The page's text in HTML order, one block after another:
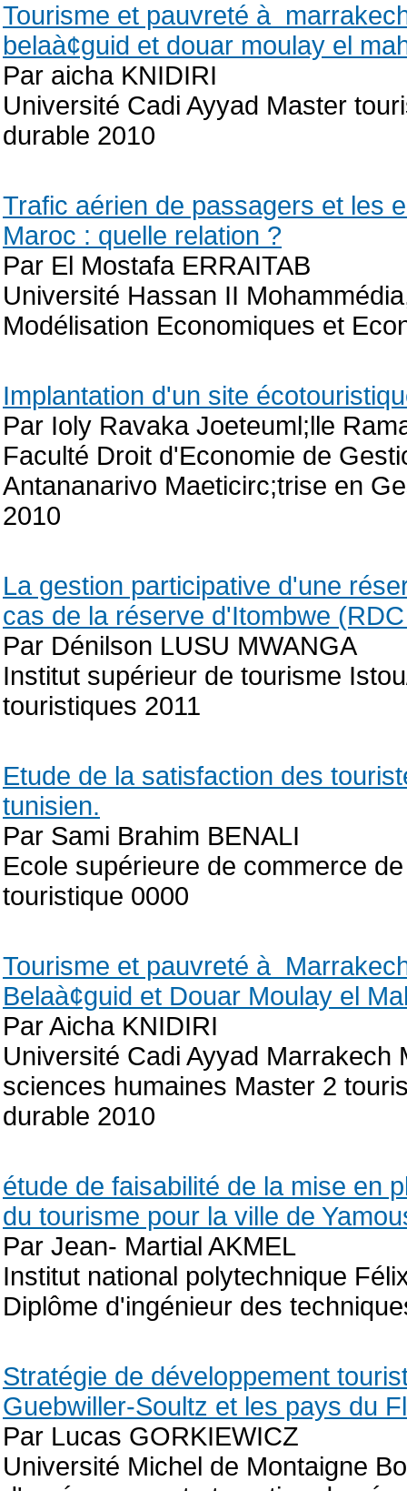
Tourisme et pauvreté à
belaà¢guid et douar moulay el
Par aicha KNIDIRI
Université Cadi Ayyad Master
durable 2010
Trafic aérien de passagers et les
Maroc : quelle relation ?
Par El Mostafa ERRAITAB
Université Hassan II
Modélisation Economiques et
Implantation d'un site
Par Ioly Ravaka Joeteuml;lle
Faculté Droit d'Economie de
Antananarivo Maeticirc;trise en
2010
La gestion participative d'une
cas de la réserve d'Itombwe
Par Dénilson LUSU MWANGA
Institut supérieur de tourisme
touristiques 2011
Etude de la satisfaction des
tunisien.
Par Sami Brahim BENALI
Ecole supérieure de commerce
touristique 0000
Tourisme et pauvreté à
Belaà¢guid et Douar Moulay el
Par Aicha KNIDIRI
Université Cadi Ayyad
sciences humaines Master 2
durable 2010
étude de faisabilité de la mise en
du tourisme pour la ville de
Par Jean- Martial AKMEL
Institut national polytechnique
Diplôme d'ingénieur des
Stratégie de développement
Guebwiller-Soultz et les pays du
Par Lucas GORKIEWICZ
Université Michel de Montaigne